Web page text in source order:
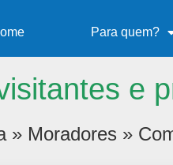
Para quem?
e
» Moradores »